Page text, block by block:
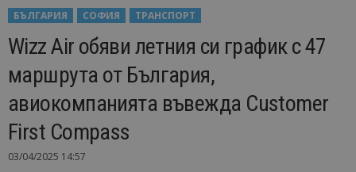
БЪЛГАРИЯ
СОФИЯ ТРАНСПОРТ
Wizz Air обяви летния си график с 47
маршрута от България,
авиокомпанията въвежда Customer
First Compass
03/04/2025 14:57